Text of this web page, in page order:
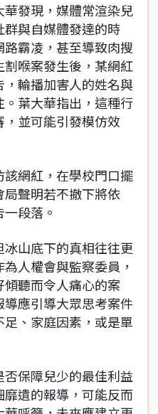
發現，媒體常渲染兒
與自媒體發達的時
霸凌，甚至導致肉搜
喉案發生後，某網紅
輪播加害人的姓名與
葉大華指出，這種行
並可能引發模仿效
網紅，在學校門口擺
聲明若不撤下將依
段落。
冰山底下的真相往往更
人權會與監察委員，
聽而令人痛心的案
應引導大眾思考案件
、家庭因素，或是單
否保障兒少的最佳利益
遺的報導，可能反而